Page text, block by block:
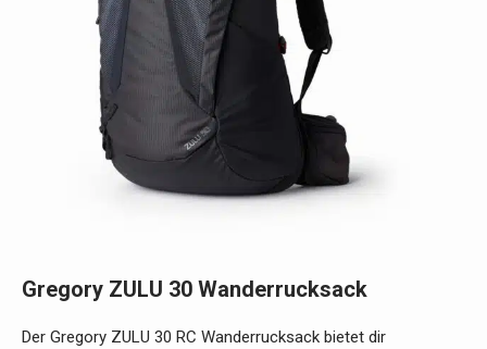
Gregory ZULU 30 Wanderrucksack
Der Gregory ZULU 30 RC Wanderrucksack bietet dir